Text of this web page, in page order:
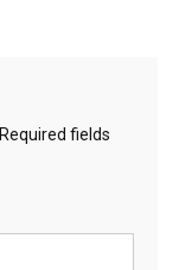
Required fields